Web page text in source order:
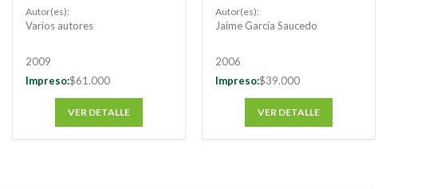
Autor(es):
Varios autores
2009
Impreso:$61.000
VER DETALLE
Autor(es):
Jaime García Saucedo
2006
Impreso:$39.000
VER DETALLE